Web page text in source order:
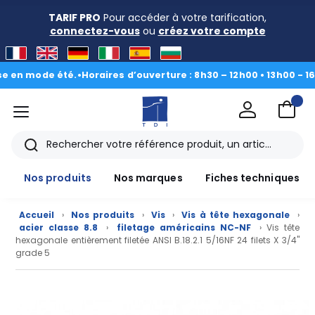
TARIF PRO Pour accéder à votre tarification,
connectez-vousou créez votre compte
été.•Horaires d’ouverture : 8h30 – 12h00 • 13h00 - 16h30 |
menu
Rechercher
Nos produits
Nos marques Fiches techniques
Accueil › Nos produits › Vis › Vis à tête hexagonale
›
acier classe 8.8
› filetage américains NC-NF
› Vis tête
hexagonale entièrement filetée ANSI B.18.2.1 5/16NF 24 filets X 3/4"
grade 5